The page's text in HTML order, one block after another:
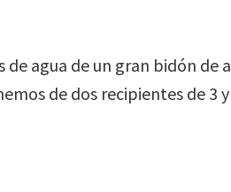
agua de un gran bidón
de dos recipientes de 3